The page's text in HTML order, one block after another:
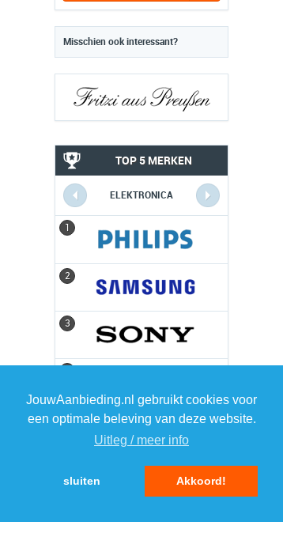
JouwAanbieding.nl gebruikt cookies voor
een optimale beleving van deze website.
Uitleg / meer info
sluiten Akkoord!
Misschien ook interessant?
TOP 5 MERKEN
ELEKTRONICA
1
2
3
5 5